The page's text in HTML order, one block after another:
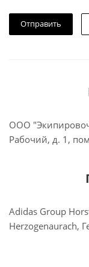
ООО
Рабочий, д. 1,
Adidas Group
Herzogenaurach,